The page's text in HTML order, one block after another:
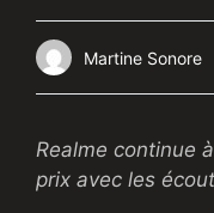
Martine Sonore
Realme continue
prix avec les